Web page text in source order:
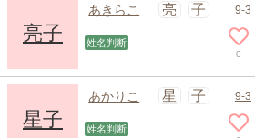
亮子
あきらこ 亮 子 9-3
姓名判断
0
星子
あかりこ 星 子 9-3
姓名判断